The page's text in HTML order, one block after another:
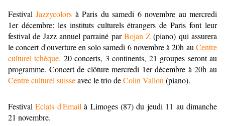
FestivalJazzycolors à Paris du samedi 6 novembre au mercredi
1er décembre: les instituts culturels étrangers de Paris font leur
festival de Jazz annuel parrainé parBojan Z (piano) qui assurera
le concert d'ouverture en solo samedi 6 novembre à 20h au Centre
culturel tchèque. 20 concerts, 3 continents, 21 groupes seront au
programme. Concert de clôture mercredi 1er décembre à 20h au
Centre culturel suisseavec le trio deColin Vallon (piano).
FestivalEclats d'Email à Limoges (87) du jeudi 11 au dimanche
21 novembre.